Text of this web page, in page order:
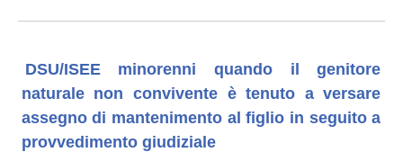
DSU/ISEE minorenni quando il genitore
naturale non convivente è tenuto a versare
assegno di mantenimento al figlio in seguito a
provvedimento giudiziale